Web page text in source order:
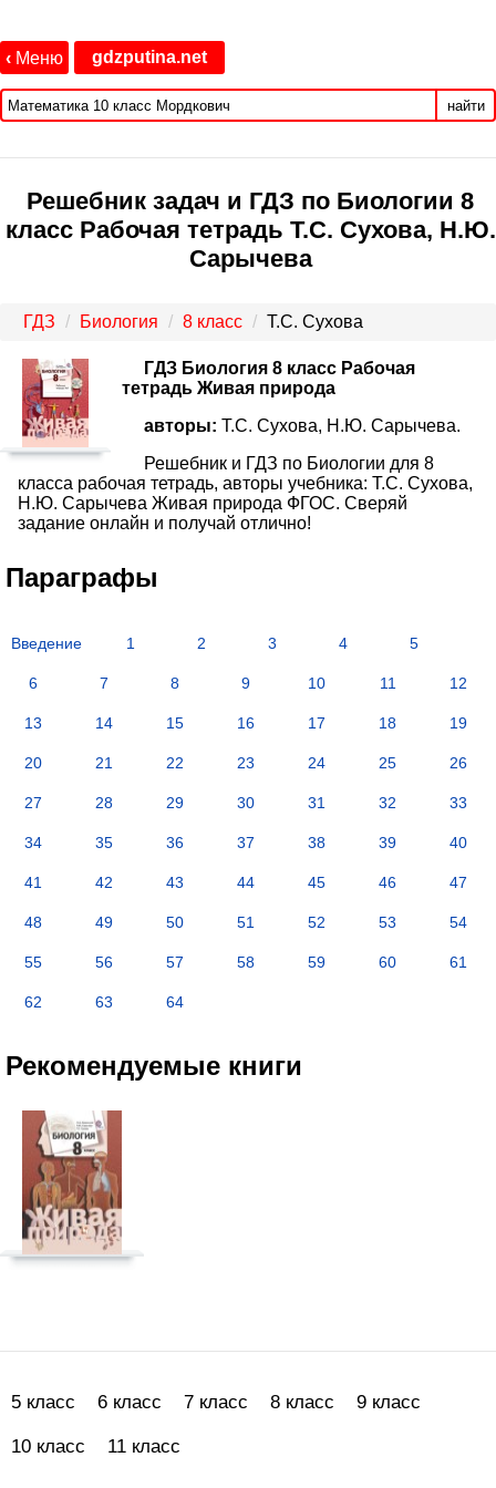
‹ Меню gdzputina.net
найти
Решебник задач и ГДЗ по Биологии 8
класс Рабочая тетрадь Т.С. Сухова, Н.Ю.
Сарычева
ГДЗ Биология 8 класс Т.С. Сухова
ГДЗ Биология 8 класс Рабочая
тетрадь Живая природа
авторы: Т.С. Сухова, Н.Ю. Сарычева.
Решебник и ГДЗ по Биологии для 8
класса рабочая тетрадь, авторы учебника: Т.С. Сухова,
Н.Ю. Сарычева Живая природа ФГОС. Сверяй
задание онлайн и получай отлично!
Параграфы
Введение 1 2 3 4 5
6 7 8 9 10 11 12
13 14 15 16 17 18 19
20 21 22 23 24 25 26
27 28 29 30 31 32 33
34 35 36 37 38 39 40
41 42 43 44 45 46 47
48 49 50 51 52 53 54
55 56 57 58 59 60 61
62 63 64
Рекомендуемые книги
5 класс 6 класс 7 класс 8 класс 9 класс
10 класс 11 класс